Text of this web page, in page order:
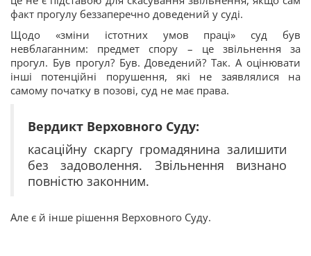
факт прогулу беззаперечно доведений у суді.
Щодо «зміни істотних умов праці» суд був
невблаганним: предмет спору – це звільнення за
прогул. Був прогул? Був. Доведений? Так. А оцінювати
інші потенційні порушення, які не заявлялися на
самому початку в позові, суд не має права.
Вердикт Верховного Суду:
касаційну скаргу громадянина залишити
без задоволення. Звільнення визнано
повністю законним.
Але є й інше рішення Верховного Суду.